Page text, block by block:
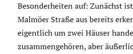
Besonderheiten auf: Zunächst
Malmöer Straße aus bereits
eigentlich um zwei Häuser
zusammengehören, aber